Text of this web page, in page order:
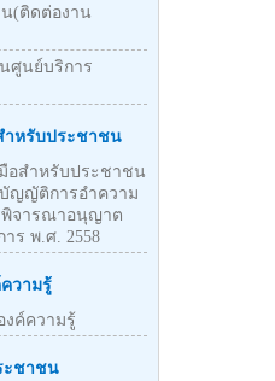
(ติดต่องาน
ศูนย์บริการ
ำหรับประชาชน
อสำหรับประชาชน
ญญัติการอำความ
พิจารณาอนุญาต
ร พ.ศ. 2558
วามรู้
งค์ความรู้
ะชาชน